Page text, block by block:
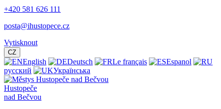
+420 581 626 111
posta@ihustopece.cz
Vytisknout
CZ
English Deutsch Le français
Espanol
русский
Українська
Hustopeče
nad Bečvou